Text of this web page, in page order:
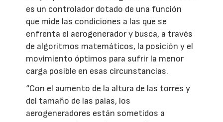
es un controlador dotado de una función
que mide las condiciones a las que se
enfrenta el aerogenerador y busca, a través
de algoritmos matemáticos, la posición y el
movimiento óptimos para sufrir la menor
carga posible en esas circunstancias.
“Con el aumento de la altura de las torres y
del tamaño de las palas, los
aerogeneradores están sometidos a